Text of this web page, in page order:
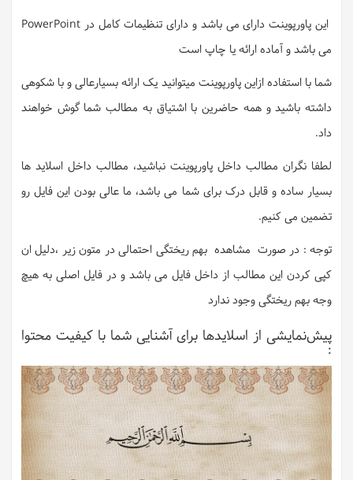
این پاورپوینت دارای می باشد و دارای تنظیمات کامل در PowerPoint
می باشد و آماده ارائه یا چاپ است
شما با استفاده ازاین پاورپوینت میتوانید یک ارائه بسیارعالی و با شکوهی
داشته باشید و همه حاضرین با اشتیاق به مطالب شما گوش خواهند
داد.
لطفا نگران مطالب داخل پاورپوینت نباشید، مطالب داخل اسلاید ها
بسیار ساده و قابل درک برای شما می باشد، ما عالی بودن این فایل رو
تضمین می کنیم.
توجه : در صورت مشاهده بهم ریختگی احتمالی در متون زیر ،دلیل ان
کپی کردن این مطالب از داخل فایل می باشد و در فایل اصلی به هیچ
وجه بهم ریختگی وجود ندارد
پیش‌نمایشی از اسلایدها برای آشنایی شما با کیفیت محتوا
: